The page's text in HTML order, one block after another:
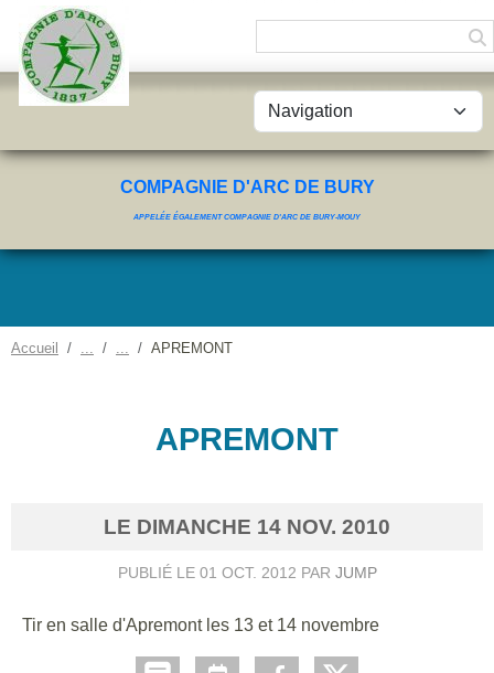
COMPAGNIE D'ARC DE BURY
APPELÉE ÉGALEMENT COMPAGNIE D'ARC DE BURY-MOUY
Accueil APREMONT
APREMONT
LE DIMANCHE 14 NOV. 2010
PUBLIÉ LE 01 OCT. 2012 PAR JUMP
Tir en salle d'Apremont les 13 et 14 novembre
Panneau de gestion des cookies